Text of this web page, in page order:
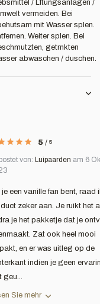
/ Lftungsanlagen /
vermeiden. Bei
mit Wasser splen.
Weiter splen. Bei
getrnkten
abwaschen / duschen.
5 / 5
von: Luipaarden am 6
je een vanille fan bent, raad
zeker aan. Je ruikt het
je het pakketje dat je
Zat ook heel mooi
en er was uitleg op de
indien je geen
geu...
Sie mehr